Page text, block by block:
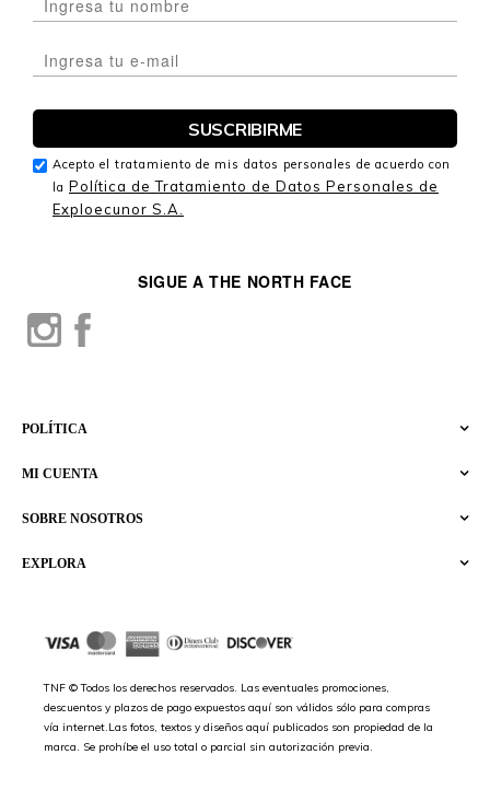
EXPLORA
SOBRE NOSOTROS
MI CUENTA
POLÍTICA
SIGUE A THE NORTH FACE
TNF © Todos los derechos reservados. Las eventuales promociones,
descuentos y plazos de pago expuestos aquí son válidos sólo para compras
vía internet.Las fotos, textos y diseños aquí publicados son propiedad de la
marca. Se prohíbe el uso total o parcial sin autorización previa.
Acepto el tratamiento de mis datos personales de acuerdo con
la Política de Tratamiento de Datos Personales de
Exploecunor S.A.